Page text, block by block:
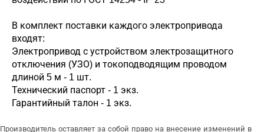
В комплект поставки каждого электропривода
входят:
Электропривод с устройством электрозащитного
отключения (УЗО) и токоподводящим проводом
длиной 5 м - 1 шт.
Технический паспорт - 1 экз.
Гарантийный талон - 1 экз.
Производитель оставляет за собой право на внесение изменений в